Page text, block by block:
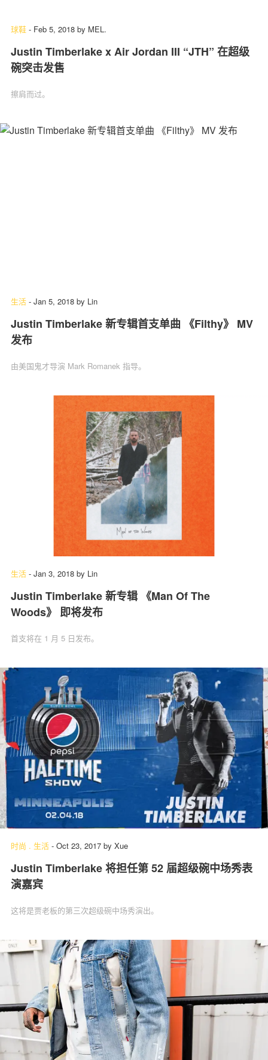
球鞋 - Feb 5, 2018 by MEL.
Justin Timberlake x Air Jordan III “JTH” 在超级
碗突击发售
擦肩而过。
生活 - Jan 5, 2018 by Lin
Justin Timberlake 新专辑首支单曲 《Filthy》 MV
发布
由美国鬼才导演 Mark Romanek 指导。
生活 - Jan 3, 2018 by Lin
Justin Timberlake 新专辑 《Man Of The
Woods》 即将发布
首支将在 1 月 5 日发布。
时尚 . 生活 - Oct 23, 2017 by Xue
Justin Timberlake 将担任第 52 届超级碗中场秀表
演嘉宾
这将是贾老板的第三次超级碗中场秀演出。